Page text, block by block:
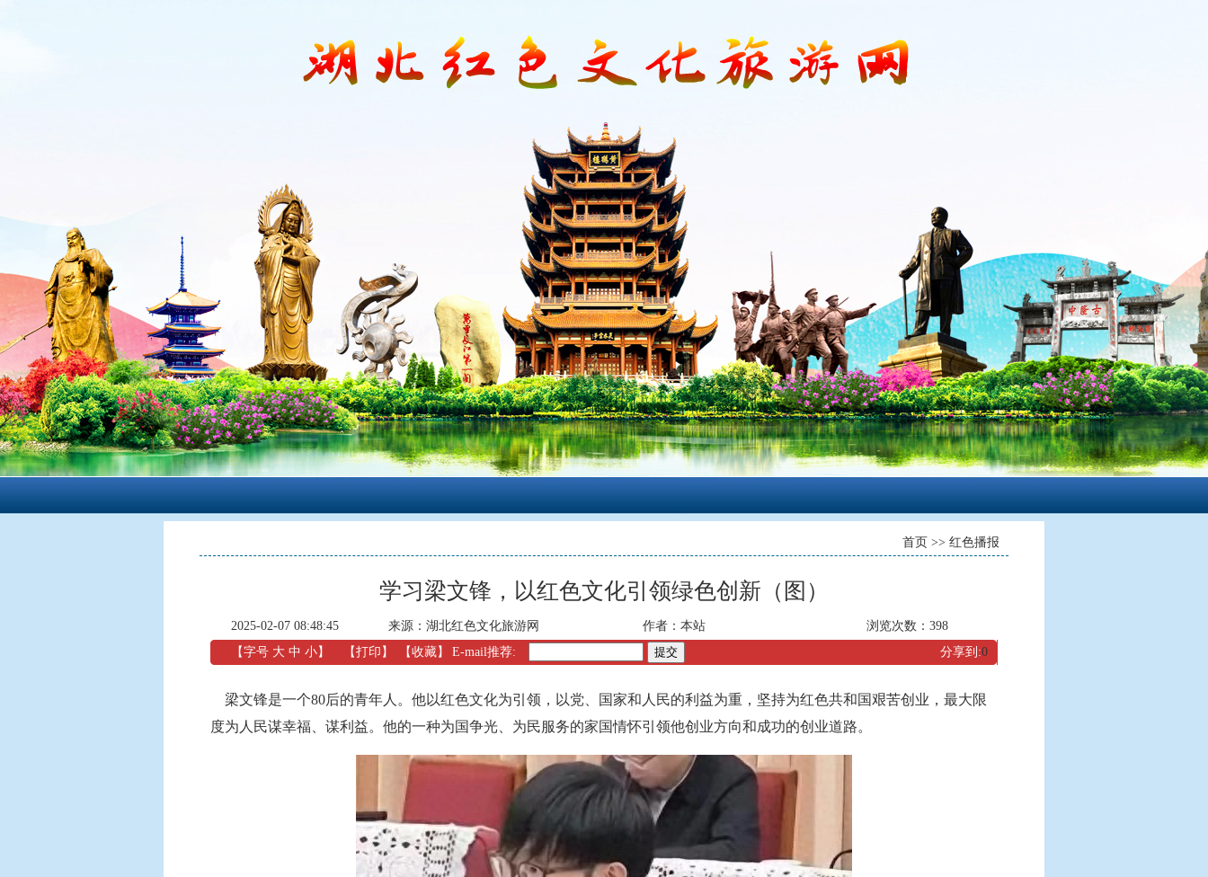
首页 >> 红色播报
学习梁文锋，以红色文化引领绿色创新（图）
2025-02-07 08:48:45 来源： 湖北红色文化旅游网 作者： 本站 浏览次数： 398
【字号 大 中 小】 【打印 】 【收藏】 E-mail推荐: 分享到:0
梁文锋是一个80后的青年人。他以红色文化为引领，以党、国家和人民的利益为重，坚持为红色共和国艰苦创业，最大限
度为人民谋幸福、谋利益。他的一种为国争光、为民服务的家国情怀引领他创业方向和成功的创业道路。